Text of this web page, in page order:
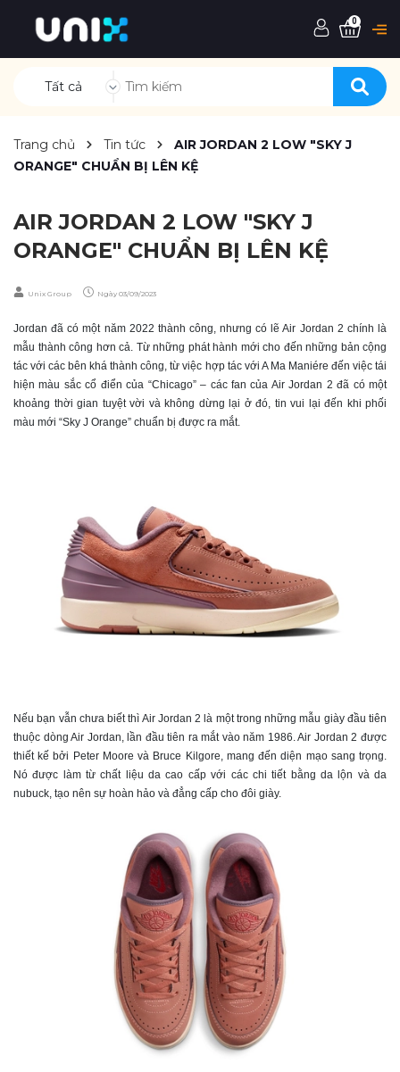
Tất cả
0
Trang chủ Tin tức
AIR JORDAN 2 LOW "SKY J
ORANGE" CHUẨN BỊ LÊN KỆ
AIR JORDAN 2 LOW "SKY J
ORANGE" CHUẨN BỊ LÊN KỆ
Unix Group Ngày 03/09/2023
Jordan đã có một năm 2022 thành công, nhưng có lẽ Air Jordan 2 chính là
mẫu thành công hơn cả. Từ những phát hành mới cho đến những bản cộng
tác với các bên khá thành công, từ việc hợp tác với A Ma Maniére đến việc tái
hiện màu sắc cổ điển của “Chicago” – các fan của Air Jordan 2 đã có một
khoảng thời gian tuyệt vời và không dừng lại ở đó, tin vui lại đến khi phối
màu mới “Sky J Orange” chuẩn bị được ra mắt.
Nếu bạn vẫn chưa biết thì Air Jordan 2 là một trong những mẫu giày đầu tiên
thuộc dòng Air Jordan, lần đầu tiên ra mắt vào năm 1986. Air Jordan 2 được
thiết kế bởi Peter Moore và Bruce Kilgore, mang đến diện mạo sang trọng.
Nó được làm từ chất liệu da cao cấp với các chi tiết bằng da lộn và da
nubuck, tạo nên sự hoàn hảo và đẳng cấp cho đôi giày.